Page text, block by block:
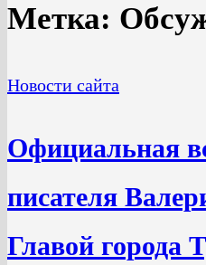
Метка:
Новости сайта
Официальная
писателя
Главой города